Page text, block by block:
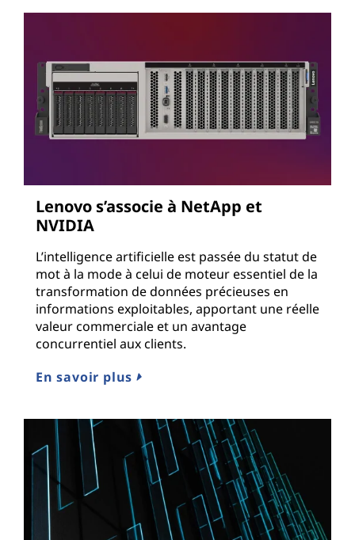
Lenovo s’associe à NetApp et
NVIDIA
L’intelligence artificielle est passée du statut de
mot à la mode à celui de moteur essentiel de la
transformation de données précieuses en
informations exploitables, apportant une réelle
valeur commerciale et un avantage
concurrentiel aux clients.
En savoir plus